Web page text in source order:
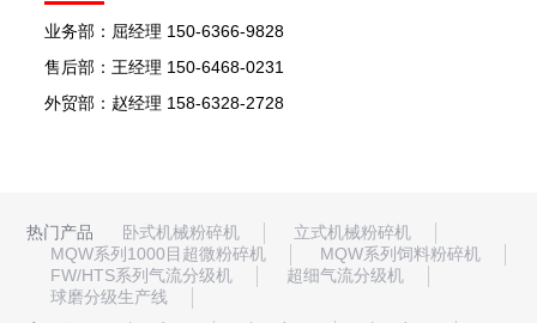
业务部：屈经理 150-6366-9828
售后部：王经理 150-6468-0231
外贸部：赵经理 158-6328-2728
热门产品 卧式机械粉碎机
立式机械粉碎机
MQW系列1000目超微粉碎机
MQW系列饲料粉碎机
FW/HTS系列气流分级机
超细气流分级机
球磨分级生产线